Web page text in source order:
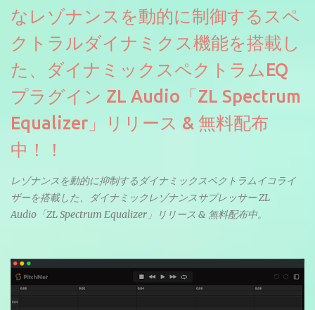
なレゾナンスを動的に制御するスペ
クトラルダイナミクス機能を搭載し
た、ダイナミックスペクトラムEQ
プラグイン ZL Audio「ZL Spectrum
Equalizer」リリース & 無料配布
中！！
レゾナンスを動的に抑制するダイナミックスペクトラムイコライ
ザーを搭載した、ダイナミックレゾナンスサプレッサー ZL
Audio「ZL Spectrum Equalizer」リリース & 無料配布中。